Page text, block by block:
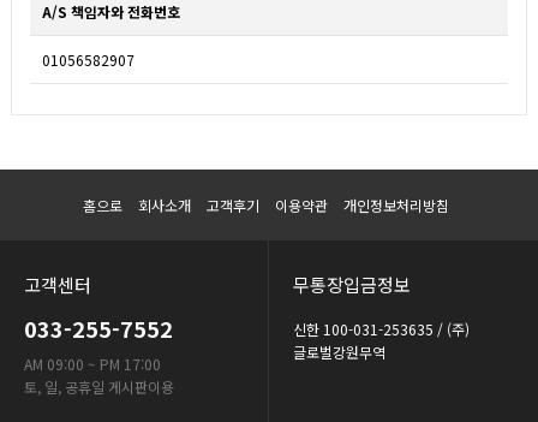
A/S 책임자와 전화번호
01056582907
홈으로 회사소개 고객후기 이용약관 개인정보처리방침
고객센터
033-255-7552
AM 09:00 ~ PM 17:00
토, 일, 공휴일 게시판이용
무통장입금정보
신한 100-031-253635 / (주)
글로벌강원무역